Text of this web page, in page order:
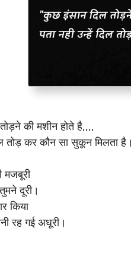
की मशीन होते है,,,,
तोड़ कर कौन सा सुकून मिलता
मजबूरी
दूरी।
किया
रह गई अधूरी।